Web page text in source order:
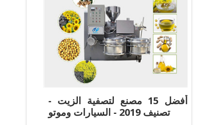
أفضل 15 مصنع لتصفية الزيت -
تصنيف 2019 - السيارات وموتو